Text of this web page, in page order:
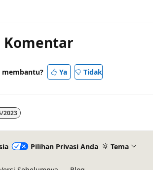
Komentar
Ya Tidak
2023
Pilihan Privasi Anda Tema